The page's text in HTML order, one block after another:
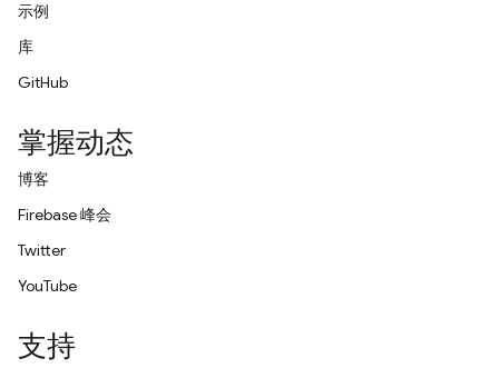
示例
库
GitHub
掌握动态
博客
Firebase 峰会
Twitter
YouTube
支持